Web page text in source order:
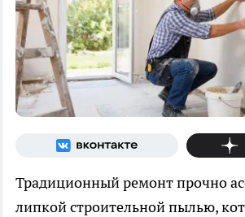
Традиционный ремонт прочно
липкой строительной пылью,